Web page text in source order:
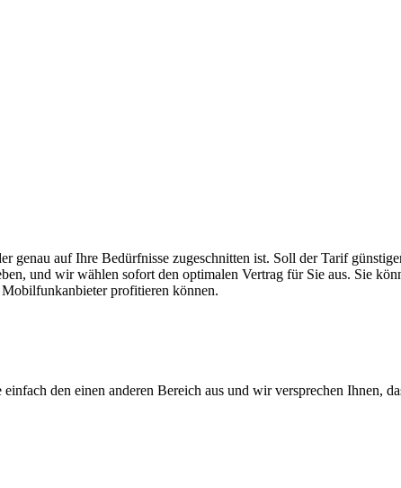
auf Ihre Bedürfnisse zugeschnitten ist. Soll der Tarif
und wir wählen sofort den optimalen Vertrag für Sie aus. Sie
Mobilfunkanbieter profitieren können.
den einen anderen Bereich aus und wir versprechen Ihnen,